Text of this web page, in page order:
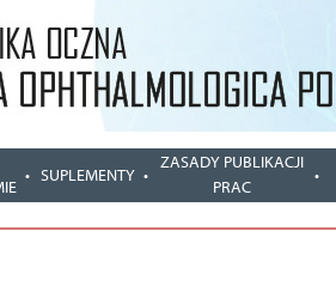
SUPLEMENTY
ZASADY PUBLIKACJI
PRAC